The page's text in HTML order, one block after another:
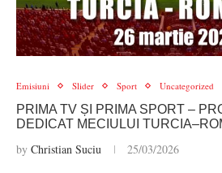
Emisiuni Slider Sport Uncategorized
PRIMA TV ȘI PRIMA SPORT –
DEDICAT MECIULUI
by Christian Suciu 25/03/2026